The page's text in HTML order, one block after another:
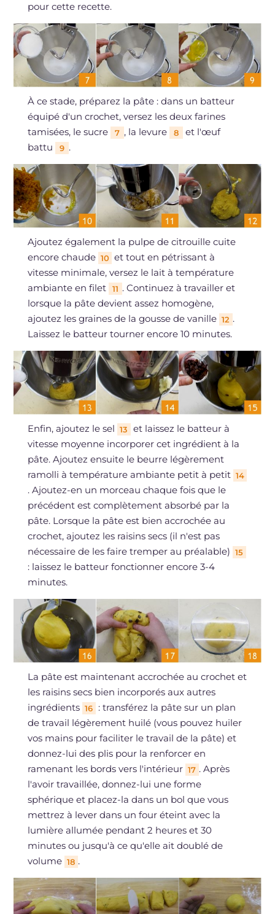
pour cette recette.
À ce stade, préparez la pâte : dans un batteur
équipé d'un crochet, versez les deux farines
tamisées, le sucre
7 , la levure 8
et l'œuf
battu
9 .
Ajoutez également la pulpe de citrouille cuite
encore chaude 10 et tout en pétrissant à
vitesse minimale, versez le lait à température
ambiante en filet
11 . Continuez à travailler et
lorsque la pâte devient assez homogène,
ajoutez les graines de la gousse de vanille 12 .
Laissez le batteur tourner encore 10 minutes.
Enfin, ajoutez le sel 13
et laissez le batteur à
vitesse moyenne incorporer cet ingrédient à la
pâte. Ajoutez ensuite le beurre légèrement
ramolli à température ambiante petit à petit 14
. Ajoutez-en un morceau chaque fois que le
précédent est complètement absorbé par la
pâte. Lorsque la pâte est bien accrochée au
crochet, ajoutez les raisins secs (il n'est pas
nécessaire de les faire tremper au préalable) 15
: laissez le batteur fonctionner encore 3-4
minutes.
La pâte est maintenant accrochée au crochet et
les raisins secs bien incorporés aux autres
ingrédients 16
: transférez la pâte sur un plan
de travail légèrement huilé (vous pouvez huiler
vos mains pour faciliter le travail de la pâte) et
donnez-lui des plis pour la renforcer en
ramenant les bords vers l'intérieur 17 . Après
l'avoir travaillée, donnez-lui une forme
sphérique et placez-la dans un bol que vous
mettrez à lever dans un four éteint avec la
lumière allumée pendant 2 heures et 30
minutes ou jusqu'à ce qu'elle ait doublé de
volume 18 .